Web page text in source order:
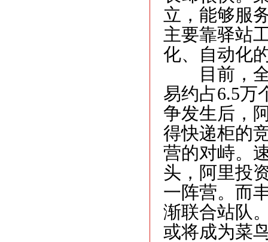
立，能够服
主要靠驿站
化、自动化
目前，全
易约占6.5万
争发生后，
得快递柜的
营的对峙。
头，阿里投
一阵营。而
渐联合站队
或将成为菜